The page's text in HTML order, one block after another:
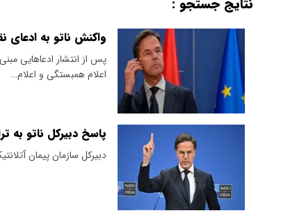
واکنش ناتو به
پس از انتشار ادعاهایی
اعلام همبستگی و اعلام…
پاسخ دبیرکل ناتو به
دبیرکل سازمان پیمان